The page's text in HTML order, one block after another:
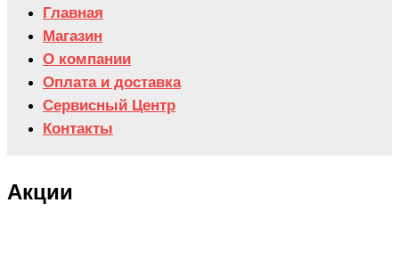
Главная
Магазин
О компании
Оплата и доставка
Сервисный Центр
Контакты
Акции